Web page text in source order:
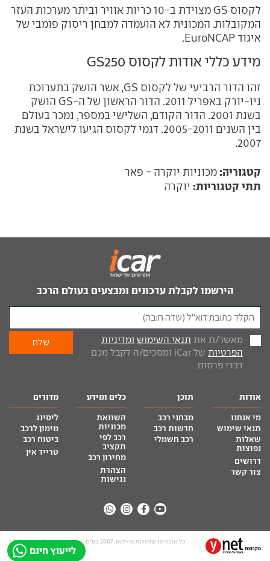
לקסוס GS מצוידת ב-10 כריות אוויר וביתר מערכות העזר
המקובלות. המכונית לא הועמדה למבחן ריסוק פומבי של
איגוד EuroNCAP.
מידע כללי אודות לקסוס GS250
זהו הדור הרביעי של לקסוס GS, אשר הושק בתערוכת
ניו-יורק באפריל 2011. הדור הראשון של ה-GS הושק
בשנת 2001. הדור הקודם, השלישי במספר, נמכר בעולם
בין השנים 2005-2011. דגמי לקסוס הגיעו לישראל בשנת
2007.
קטגוריה: מכוניות יוקרה - פאר
תתי קטגוריות: יוקרה
לייעוץ חינם
הירשמו לקבלת עדכונים ומבצעים בעולם הרכב
מאשר/ת את תנאי השימוש ומדיניות
הפרטיות
של iCar ומסכים/ה לקבל מכם
דברי פרסום.
אודות
מי אנחנו
תנאי שימוש
שאלות
נפוצות
דרושים
צור קשר
תוכן
מבחני רכב
חדשות רכב
רכב חשמלי
כלים ומידע
השוואת
מכוניות
רכב לפי
תקציב
מחירון רכב
הצהרת
נגישות
מדורים
ליסינג
מימון לרכב
ביטוח רכב
טרייד אין
כל הזכויות שמורות אי-קאר 2007 בע”מ site by tq.soft